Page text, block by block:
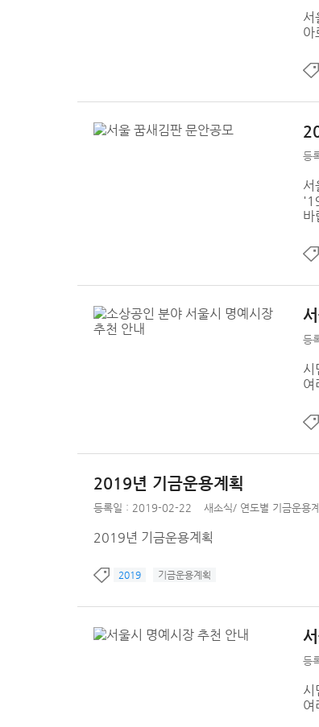
서
아
등
서
바
등
시
여
2019년 기금운용계획
등록일 : 2019-02-22 새소식/ 연도별 기금운용
2019년 기금운용계획
2019 기금운용계획
등
시
여